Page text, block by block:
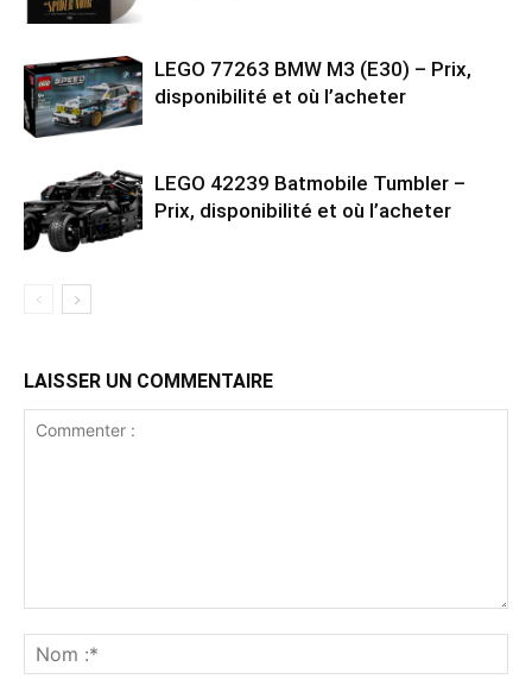
LEGO 77263 BMW M3 (E30) – Prix,
disponibilité et où l’acheter
LEGO 42239 Batmobile Tumbler –
Prix, disponibilité et où l’acheter
LAISSER UN COMMENTAIRE